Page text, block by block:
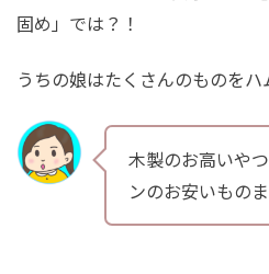
固め」では？！
うちの娘はたくさんのものをハ
木製のお高いや
ンのお安いもの